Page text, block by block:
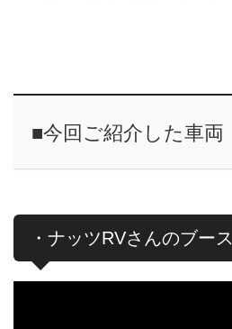
■今回ご紹介した車両
・ナッツRVさんのブース